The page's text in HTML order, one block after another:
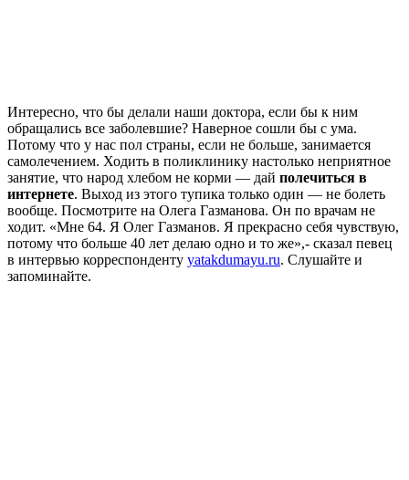
Интересно, что бы делали наши доктора, если бы к ним
обращались все заболевшие? Наверное сошли бы с ума.
Потому что у нас пол страны, если не больше, занимается
самолечением. Ходить в поликлинику настолько неприятное
занятие, что народ хлебом не корми — дай полечиться в
интернете. Выход из этого тупика только один — не болеть
вообще. Посмотрите на Олега Газманова. Он по врачам не
ходит. «Мне 64. Я Олег Газманов. Я прекрасно себя чувствую,
потому что больше 40 лет делаю одно и то же»,- сказал певец
в интервью корреспонденту yatakdumayu.ru. Слушайте и
запоминайте.